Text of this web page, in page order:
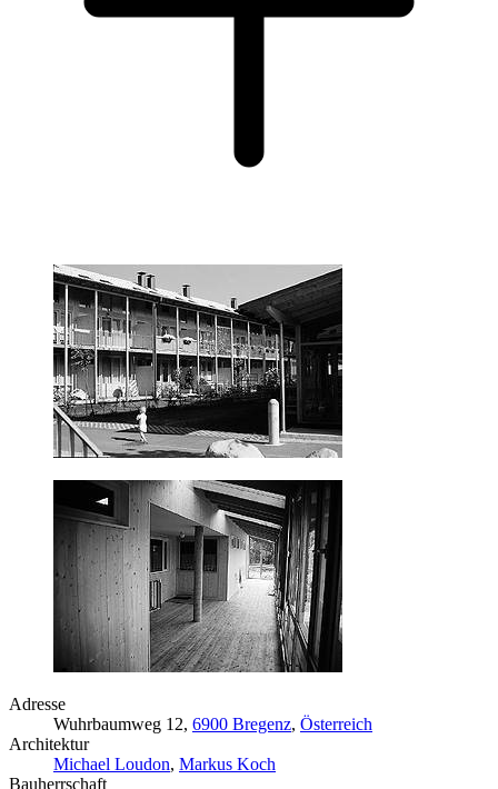
Adresse
Wuhrbaumweg 12, 6900 Bregenz, Österreich
Architektur
Michael Loudon, Markus Koch
Bauherrschaft